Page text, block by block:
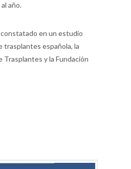
año.
en un estudio
trasplantes española, la
Trasplantes y la Fundación